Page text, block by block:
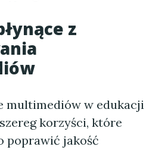
z
multimediów w edukacji
korzyści, które
poprawić jakość